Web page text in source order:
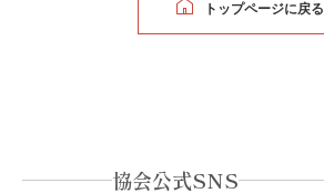
トップページに戻る
協会公式SNS